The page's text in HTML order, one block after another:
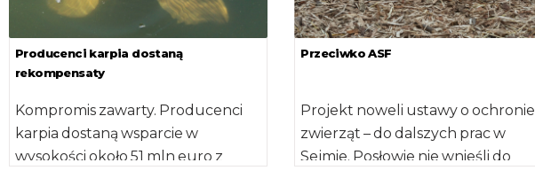
Producenci karpia dostaną
rekompensaty
Kompromis zawarty. Producenci
karpia dostaną wsparcie w
wysokości około 51 mln euro z
Przeciwko ASF
Projekt noweli ustawy o ochronie
zwierząt – do dalszych prac w
Sejmie. Posłowie nie wnieśli do